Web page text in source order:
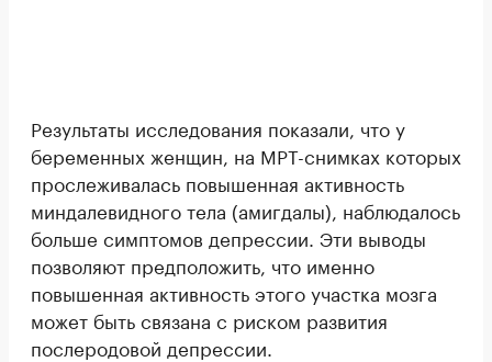
Результаты исследования показали, что у
беременных женщин, на МРТ-снимках которых
прослеживалась повышенная активность
миндалевидного тела (амигдалы), наблюдалось
больше симптомов депрессии. Эти выводы
позволяют предположить, что именно
повышенная активность этого участка мозга
может быть связана с риском развития
послеродовой депрессии.